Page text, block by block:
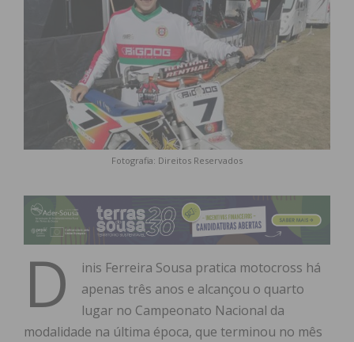
Fotografia: Direitos Reservados
D
inis Ferreira Sousa pratica motocross há
apenas três anos e alcançou o quarto
lugar no Campeonato Nacional da
modalidade na última época, que terminou no mês